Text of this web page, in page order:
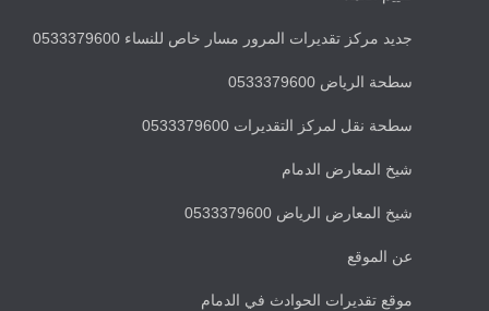
جديد مركز تقديرات المرور مسار خاص للنساء 0533379600
سطحة الرياض 0533379600
سطحة نقل لمركز التقديرات 0533379600
شيخ المعارض الدمام
شيخ المعارض الرياض 0533379600
عن الموقع
موقع تقديرات الحوادث في الدمام